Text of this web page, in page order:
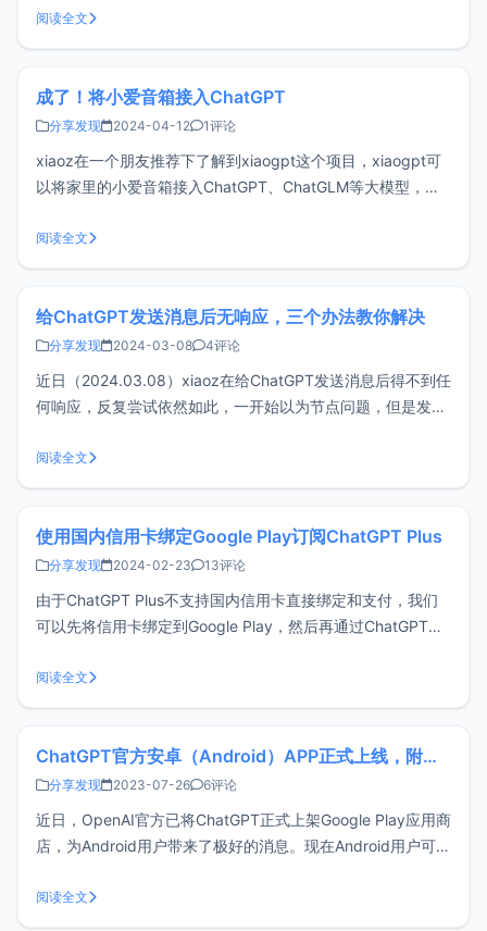
问题的原因，并提供一些有效的解决方法，帮助您恢复正常访
问。问题原因由于众所周知的网络访问限制，
阅读全文
成了！将小爱音箱接入ChatGPT
分享发现 2024-04-12 1评论
xiaoz在一个朋友推荐下了解到xiaogpt这个项目，xiaogpt可
以将家里的小爱音箱接入ChatGPT、ChatGLM等大模型，从
AI音箱一代接入到ChatGPT，大家可以通过下方的B站链接查
看效果，如果有用，别忘记一键三联哦。 开始之
阅读全文
给ChatGPT发送消息后无响应，三个办法教你解决
分享发现 2024-03-08 4评论
近日（2024.03.08）xiaoz在给ChatGPT发送消息后得不到任
何响应，反复尝试依然如此，一开始以为节点问题，但是发现
更新导致，以下是xiaoz整理的解决办法，希望有帮助。问题
复现给ChatGPT发送消息没有任何反应浏览器开发者工
阅读全文
使用国内信用卡绑定Google Play订阅ChatGPT Plus
分享发现 2024-02-23 13评论
由于ChatGPT Plus不支持国内信用卡直接绑定和支付，我们
可以先将信用卡绑定到Google Play，然后再通过ChatGPT
这个方法可行。准备工作一张国内的的VISA或MasterCard信
用卡美区Googl
阅读全文
ChatGPT官方安卓（Android）APP正式上线，附安装指南
分享发现 2023-07-26 6评论
近日，OpenAI官方已将ChatGPT正式上架Google Play应用商
店，为Android用户带来了极好的消息。现在Android用户可以
ChatGPT官方APP在开始之前，您需要准备：手机上已经安装
Google Play应用商店一个美区或
阅读全文